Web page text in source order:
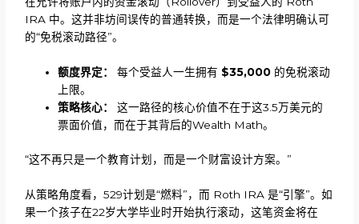
IRA 中。这并非坊间误传的普通转换，而是一个法律明确认可
的“免税滚动路径”。
额度界定： 每个受益人一生拥有 $35,000 的免税滚动
上限。
策略核心：
这一路径的核心价值不在于这3.5万美元的
票面价值，而在于其背后的Wealth Math。
“这不再只是一个教育计划，而是一个财富设计方案。”
从策略角度看，529计划是“燃料”，而 Roth IRA 是“引擎”。如
果一个孩子在22岁大学毕业时开始执行滚动，这笔资金将在